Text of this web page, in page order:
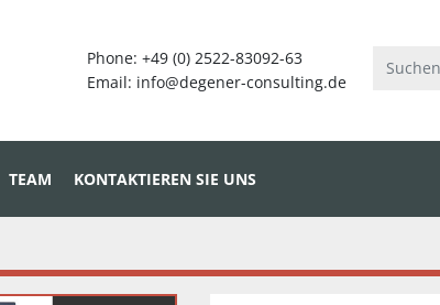
TEAM KONTAKTIEREN SIE UNS